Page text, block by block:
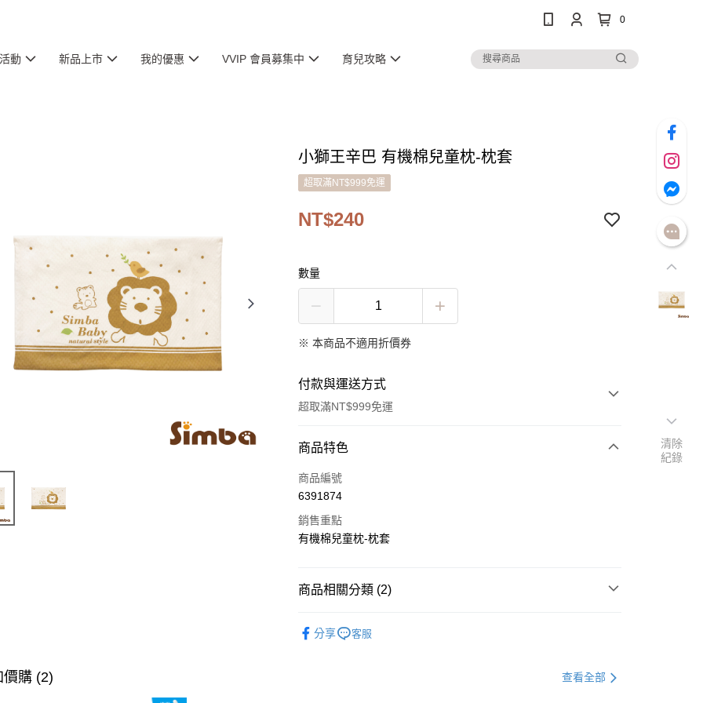
0
動 新品上市 我的優惠 VVIP 會員募集中 育兒攻略
小獅王辛巴 有機棉兒童枕-枕套
超取滿NT$999免運
NT$240
數量
※ 本商品不適用折價券
付款與運送方式
超取滿NT$999免運
付款方式
信用卡一次付款
Apple Pay
悠遊付
商品特色
商品編號
6391874
銷售重點
有機棉兒童枕-枕套
商品相關分類 (2)
分享 客服
價購 (2) 查看全部
清除
紀錄